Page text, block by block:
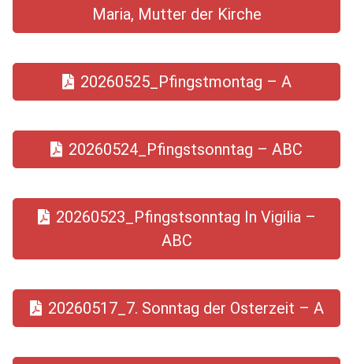
Maria, Mutter der Kirche
20260525_Pfingstmontag – A
20260524_Pfingstsonntag – ABC
20260523_Pfingstsonntag In Vigilia –
ABC
20260517_7. Sonntag der Osterzeit – A